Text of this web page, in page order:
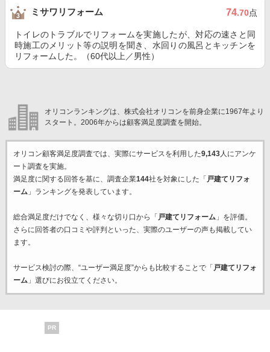
ミサワリフォーム 74.70点
トイレのトラブルでリフォームを実施したが、対応の速さと同
時施工のメリット等の説明を聞き、水回りの風呂とキッチンを
リフォームした。（60代以上／男性）
オリコンランキングは、株式会社オリコンを前身企業に1967年より
スタート。2006年からは顧客満足度調査を開始。
オリコン顧客満足度調査では、実際にサービスを利用した9,143人にアンケ
ート調査を実施。
満足度に関する回答を基に、調査企業144社を対象にした「 戸建てリフォ
ーム」ランキングを発表しています。
総合満足度だけでなく、様々な切り口から「 戸建てリフォーム」を評価。
さらに回答者の口コミや評判といった、実際のユーザーの声も掲載してい
ます。
サービス検討の際、“ユーザー満足度”からも比較することで「 戸建てリフォ
ーム」選びにお役立てください。
PR